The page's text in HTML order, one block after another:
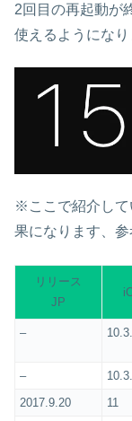
2回目の再起動が
使えるようになり
※ここで紹介して
果になります、参
リリース
JP
–
–
2017.9.20
11